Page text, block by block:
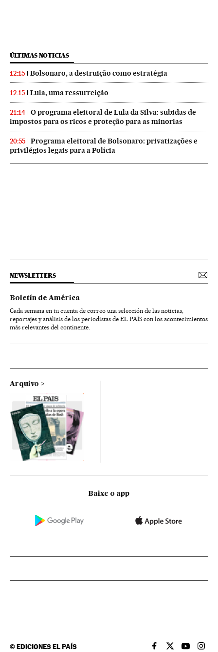
ÚLTIMAS NOTICIAS
12:15 Bolsonaro, a destruição como estratégia
12:15 Lula, uma ressurreição
21:14
O programa eleitoral de Lula da Silva: subidas de
impostos para os ricos e proteção para as minorias
20:55
Programa eleitoral de Bolsonaro: privatizações e
privilégios legais para a Polícia
NEWSLETTERS
Boletín de América
Cada semana en tu cuenta de correo una selección de las noticias,
reportajes y análisis de los periodistas de EL PAÍS con los acontecimientos
más relevantes del continente.
Arquivo
Baixe o app
©EDICIONES EL PAÍS EL PAÍS BRASIL EN
EL PAÍSEL PAÍS
EL